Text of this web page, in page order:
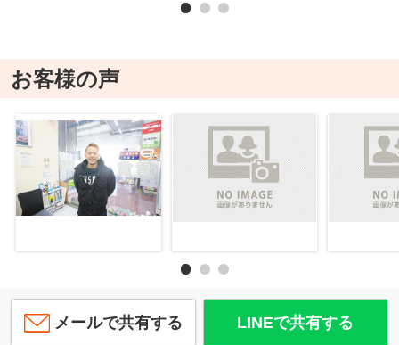
お客様の声
メールで共有する LINEで共有する